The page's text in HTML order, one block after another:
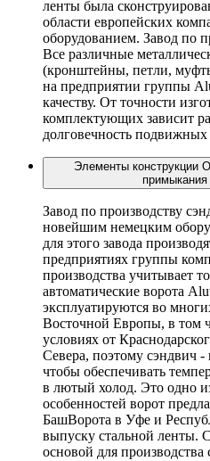
ленты была
области европейских
оборудованием. Завод по
Все различные
(кронштейны, петли,
на предприятии группы
качеству. От точности
комплектующих зависит
долговечность подвижных
Элементы конструкции
Завод по производству
новейшим немецким
для этого завода
предприятиях группы
производства учитывает
автоматические ворота
эксплуатируются во
Восточной Европы, в том
условиях от
Севера, поэтому сэндвич -
чтобы обеспечивать
в лютый холод. Это одно
особенностей ворот
БашВорота в Уфе и
выпуску стальной ленты.
основой для